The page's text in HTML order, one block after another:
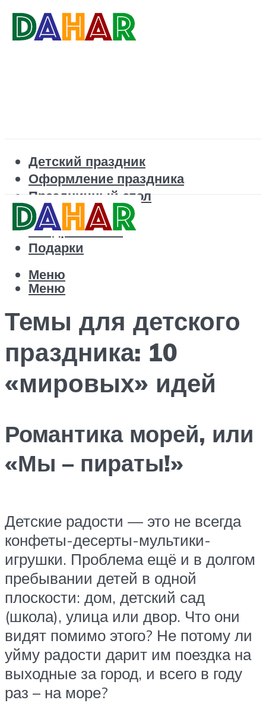
Детский праздник
Оформление праздника
Праздничный стол
Корпоратив
Поздравления
Подарки
Меню
Меню
Темы для детского
праздника: 10
«мировых» идей
Романтика морей, или
«Мы – пираты!»
Детские радости — это не всегда
конфеты-десерты-мультики-
игрушки. Проблема ещё и в долгом
пребывании детей в одной
плоскости: дом, детский сад
(школа), улица или двор. Что они
видят помимо этого? Не потому ли
уйму радости дарит им поездка на
выходные за город, и всего в году
раз – на море?